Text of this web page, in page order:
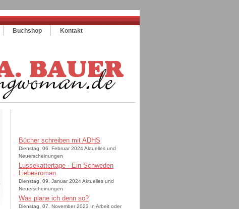
Buchshop Kontakt
Bücher schreiben mit ADHS
Dienstag, 06. Februar 2024 Aktuelles und
Neuerscheinungen
Lussekattertage - Ein Schweden
Liebesroman
Dienstag, 09. Januar 2024 Aktuelles und
Neuerscheinungen
Was plane ich denn so?
Dienstag, 07. November 2023 In Arbeit oder